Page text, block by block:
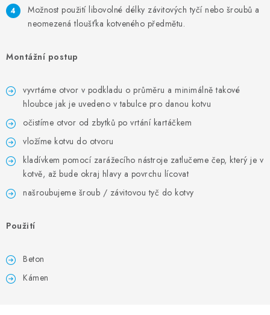
NAHŘÍVACÍ POLŠTÁŘEK S LÁVOVÝM PÍSKEM
VÝPRODEJ
O nás Reference a zkušenosti
Rady a tipy
Doprava a platba
Kontakty
Možnost použití libovolné délky závitových tyčí nebo šroubů a
neomezená tloušťka kotveného předmětu.
Montážní postup
vyvrtáme otvor v podkladu o průměru a minimálně takové
hloubce jak je uvedeno v tabulce pro danou kotvu
očistíme otvor od zbytků po vrtání kartáčkem
vložíme kotvu do otvoru
kladívkem pomocí zarážecího nástroje zatlučeme čep, který je v
kotvě, až bude okraj hlavy a povrchu lícovat
našroubujeme šroub / závitovou tyč do kotvy
Použití
Beton
Kámen